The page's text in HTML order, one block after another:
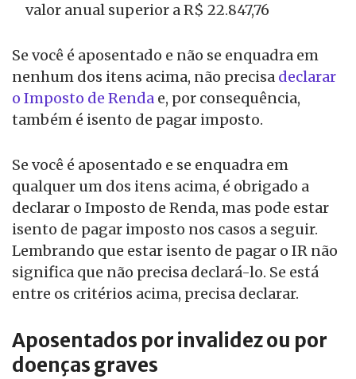
valor anual superior a R$ 22.847,76
Se você é aposentado e não se enquadra em
nenhum dos itens acima, não precisa declarar
o Imposto de Renda e, por consequência,
também é isento de pagar imposto.
Se você é aposentado e se enquadra em
qualquer um dos itens acima, é obrigado a
declarar o Imposto de Renda, mas pode estar
isento de pagar imposto nos casos a seguir.
Lembrando que estar isento de pagar o IR não
significa que não precisa declará-lo. Se está
entre os critérios acima, precisa declarar.
Aposentados por invalidez ou por
doenças graves